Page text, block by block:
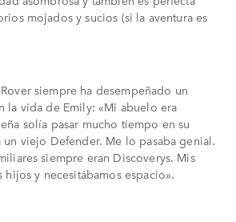
mojados y sucios (si la aventura es
siempre ha desempeñado un
la vida de Emily: «Mi abuelo era
solía pasar mucho tiempo en su
viejo Defender. Me lo pasaba genial.
siempre eran Discoverys. Mis
hijos y necesitábamos espacio».